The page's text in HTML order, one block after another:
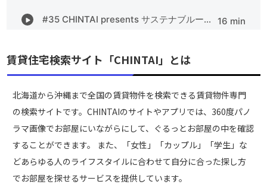
賃貸住宅検索サイト「CHINTAI」とは
北海道から沖縄まで全国の賃貸物件を検索できる賃貸物件専門
の検索サイトです。CHINTAIのサイトやアプリでは、360度パノ
ラマ画像でお部屋にいながらにして、ぐるっとお部屋の中を確認
することができます。 また、「女性」「カップル」「学生」な
どあらゆる人のライフスタイルに合わせて自分に合った探し方
でお部屋を探せるサービスを提供しています。